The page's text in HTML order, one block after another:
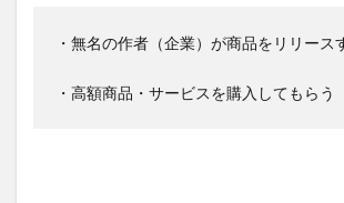
・無名の作者（企業）が商品をリリース
・高額商品・サービスを購入してもらう